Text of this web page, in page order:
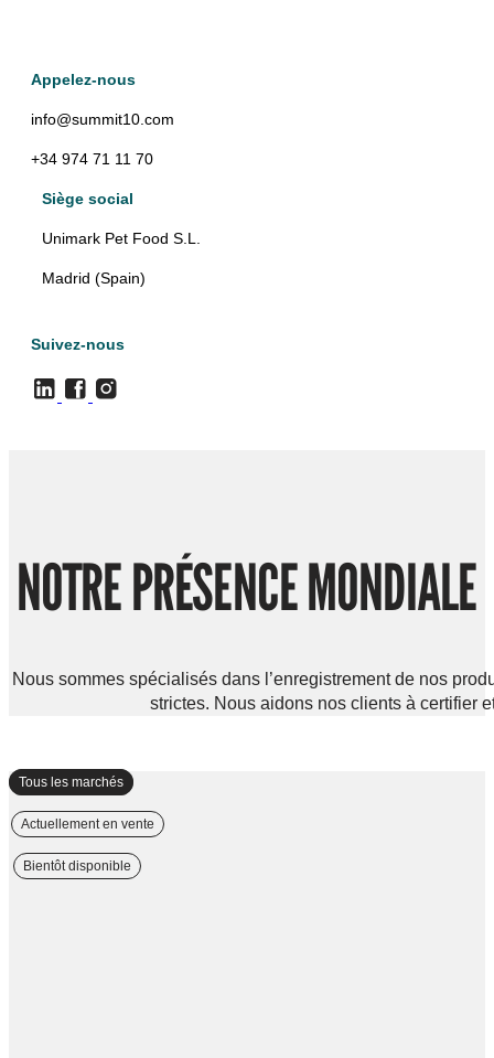
Appelez-nous
info@summit10.com
+34 974 71 11 70
Siège social
Unimark Pet Food S.L.
Madrid (Spain)
Suivez-nous
NOTRE PRÉSENCE MONDIALE
Nous sommes spécialisés dans l’enregistrement de nos
strictes. Nous aidons nos clients à certifier
Tous les marchés
Actuellement en vente
Bientôt disponible